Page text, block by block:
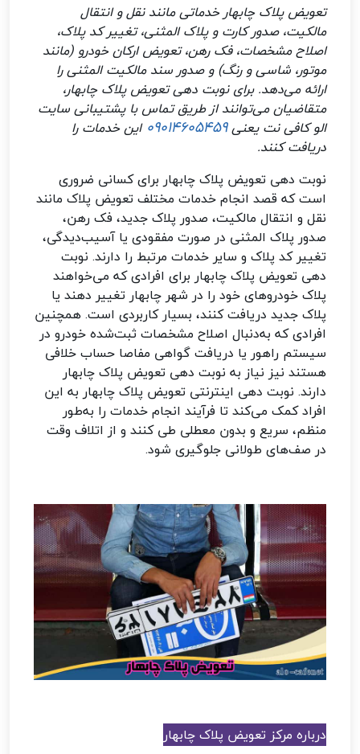
تعویض پلاک چابهار خدماتی مانند نقل و انتقال
مالکیت، صدور کارت و پلاک المثنی، تغییر کد پلاک،
اصلاح مشخصات، فک رهن، تعویض ارکان خودرو (مانند
موتور، شاسی و رنگ) و صدور سند مالکیت المثنی را
ارائه می‌دهد. برای نوبت دهی تعویض پلاک چابهار،
متقاضیان می‌توانند از طریق تماس با پشتیبانی سایت
الو کافی نت یعنی09014605459 این خدمات را
دریافت کنند.
نوبت دهی تعویض پلاک چابهار برای کسانی ضروری
است که قصد انجام خدمات مختلف تعویض پلاک مانند
نقل و انتقال مالکیت، صدور پلاک جدید، فک رهن،
صدور پلاک المثنی در صورت مفقودی یا آسیب‌دیدگی،
تغییر کد پلاک و سایر خدمات مرتبط را دارند. نوبت
دهی تعویض پلاک چابهار برای افرادی که می‌خواهند
پلاک خودروهای خود را در شهر چابهار تغییر دهند یا
پلاک جدید دریافت کنند، بسیار کاربردی است. همچنین
افرادی که به‌دنبال اصلاح مشخصات ثبت‌شده خودرو در
سیستم راهور یا دریافت گواهی مفاصا حساب خلافی
هستند نیز نیاز به نوبت دهی تعویض پلاک چابهار
دارند. نوبت دهی اینترنتی تعویض پلاک چابهار به این
افراد کمک می‌کند تا فرآیند انجام خدمات را به‌طور
منظم، سریع و بدون معطلی طی کنند و از اتلاف وقت
در صف‌های طولانی جلوگیری شود.
درباره مرکز تعویض پلاک چابهار